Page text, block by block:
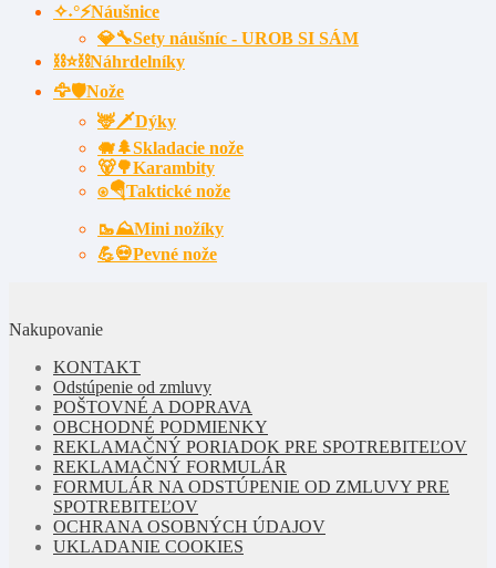
✧˖°⚡Náušnice
💎🔧Sety náušníc - UROB SI SÁM
⛓⭐⛓️Náhrdelníky
🦅🛡️Nože
🦌🗡Dýky
🐗🌲Skladacie nože
🐻🌳Karambity
⍟🪂Taktické nože
🥾⛰️Mini nožíky
💪💀Pevné nože
Nakupovanie
KONTAKT
Odstúpenie od zmluvy
POŠTOVNÉ A DOPRAVA
OBCHODNÉ PODMIENKY
REKLAMAČNÝ PORIADOK PRE SPOTREBITEĽOV
REKLAMAČNÝ FORMULÁR
FORMULÁR NA ODSTÚPENIE OD ZMLUVY PRE
SPOTREBITEĽOV
OCHRANA OSOBNÝCH ÚDAJOV
UKLADANIE COOKIES